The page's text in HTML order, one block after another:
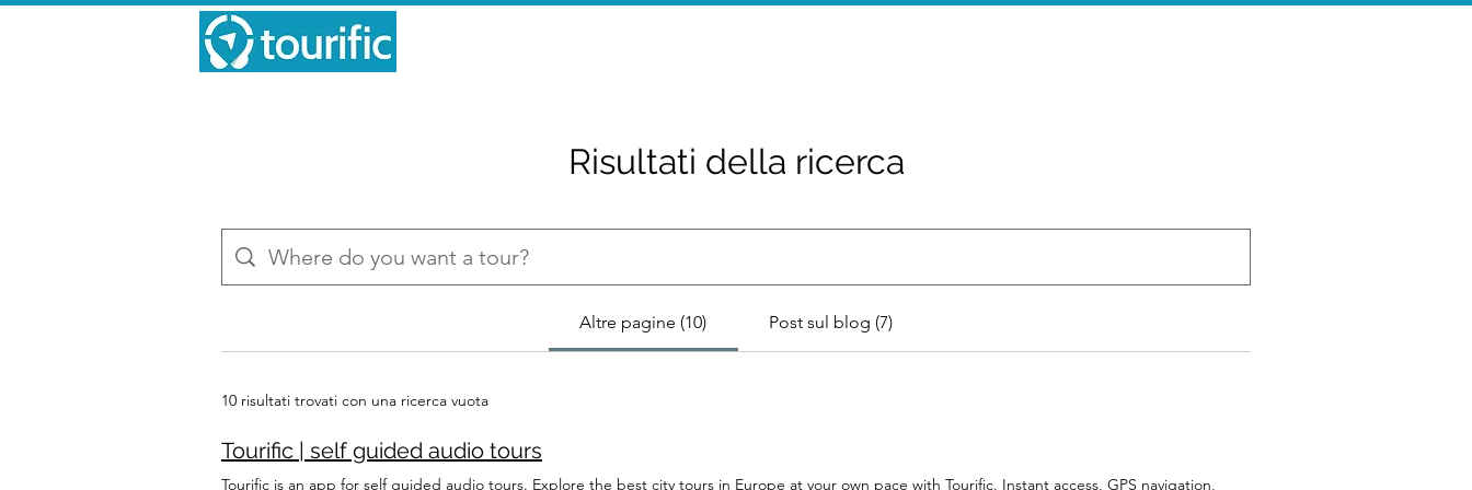
Risultati della ricerca
Altre pagine (10) Post sul blog (7)
10 risultati trovati con una ricerca vuota
Tourific | self guided audio tours
Tourific is an app for self guided audio tours. Explore the best city tours in Europe at your own pace with Tourific. Instant access, GPS navigation,